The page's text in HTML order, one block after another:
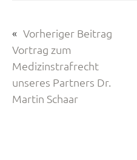
« Vorheriger Beitrag
Vortrag zum
Medizinstrafrecht
unseres Partners Dr.
Martin Schaar